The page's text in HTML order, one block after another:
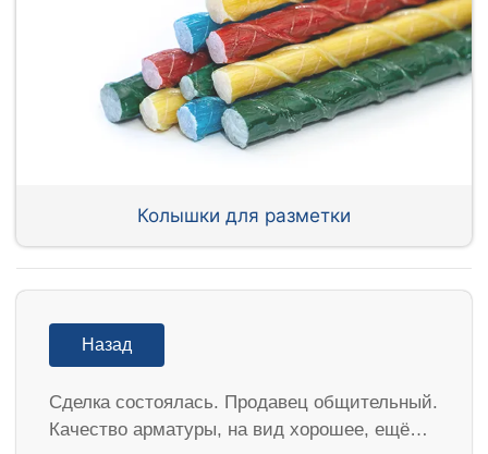
Колышки для разметки
Назад
Сделка состоялась. Продавец общительный.
Качество арматуры, на вид хорошее, ещё…